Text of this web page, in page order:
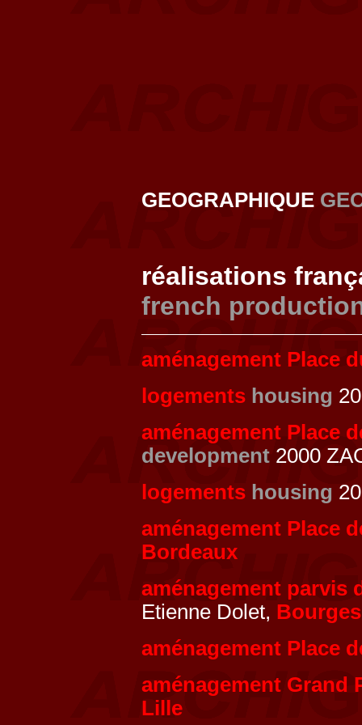
GEOGRAPHIQUE
réalisations
french
aménagement Place
logements housing
aménagement Place
development 2000
logements housing
aménagement Place
Bordeaux
aménagement parvis
Etienne Dolet, Bourges
aménagement Place
aménagement Grand
Lille